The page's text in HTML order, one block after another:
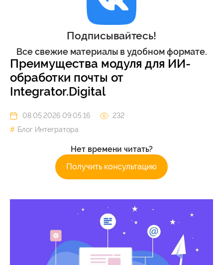
Подписывайтесь!
Все свежие материалы в удобном формате.
Преимущества модуля для ИИ-
обработки почты от
Integrator.Digital
08.05.2026 09:05:16
232
Блог Интегратора
Нет времени читать?
Получить консультацию